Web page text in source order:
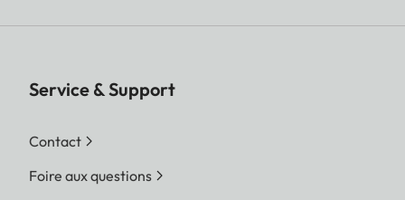
Service & Support
Contact
Foire aux questions